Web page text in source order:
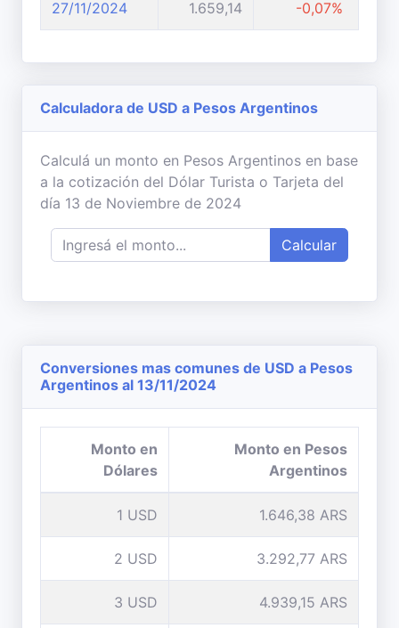
27/11/2024 1.659,14 -0,07%
Calculadora de USD a Pesos Argentinos
Calculá un monto en Pesos Argentinos en base
a la cotización del Dólar Turista o Tarjeta del
día 13 de Noviembre de 2024
Calcular
Conversiones mas comunes de USD a Pesos
Argentinos al 13/11/2024
Monto en
Dólares
Monto en Pesos
Argentinos
1 USD 1.646,38 ARS
2 USD 3.292,77 ARS
3 USD 4.939,15 ARS